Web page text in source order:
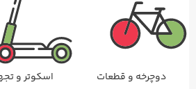
دوچرخه و قطعات اسکوتر و